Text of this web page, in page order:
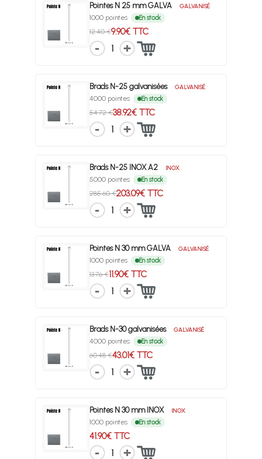
Pointes N 25 mm GALVA GALVANISÉ
1000 pointes En stock
12.40 €9.90€ TTC
1
Brads N-25 galvanisées GALVANISÉ
4000 pointes En stock
54.72 €38.92€ TTC
1
Brads N-25 INOX A2 INOX
5000 pointes En stock
285.60 €203.09€ TTC
1
Pointes N 30 mm GALVA GALVANISÉ
1000 pointes En stock
13.76 €11.90€ TTC
1
Brads N-30 galvanisées GALVANISÉ
4000 pointes En stock
60.48 €43.01€ TTC
1
Pointes N 30 mm INOX INOX
1000 pointes En stock
41.90€ TTC
1